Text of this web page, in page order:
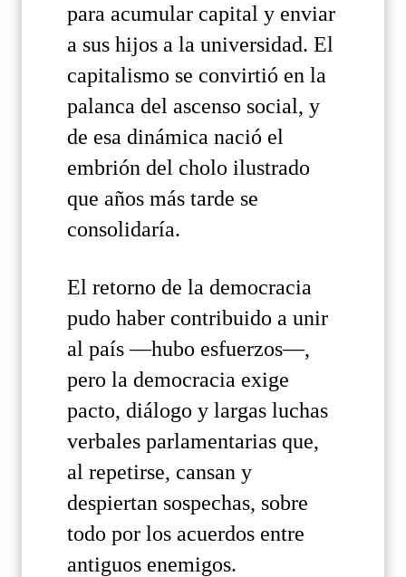
para acumular capital y enviar
a sus hijos a la universidad. El
capitalismo se convirtió en la
palanca del ascenso social, y
de esa dinámica nació el
embrión del cholo ilustrado
que años más tarde se
consolidaría.
El retorno de la democracia
pudo haber contribuido a unir
al país —hubo esfuerzos—,
pero la democracia exige
pacto, diálogo y largas luchas
verbales parlamentarias que,
al repetirse, cansan y
despiertan sospechas, sobre
todo por los acuerdos entre
antiguos enemigos.